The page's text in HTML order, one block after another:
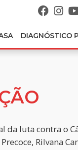
DIAGNÓSTICO
da luta contra o
Rilvana